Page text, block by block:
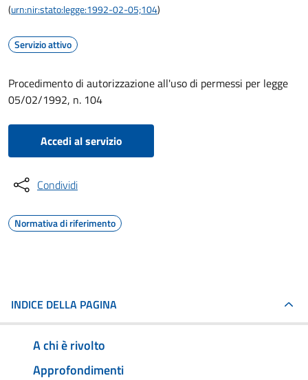
(urn:nir:stato:legge:1992-02-05;104)
Servizio attivo
Procedimento di autorizzazione all'uso di permessi per legge
05/02/1992, n. 104
Accedi al servizio
Condividi
Normativa di riferimento
INDICE DELLA PAGINA
A chi è rivolto
Approfondimenti